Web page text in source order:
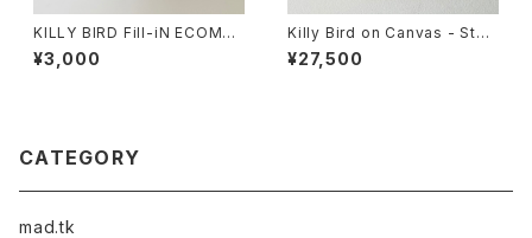
KILLY BIRD Fill-iN ECOMAT
E MUG
¥3,000
Killy Bird on Canvas - Sten
cil & Typography Type B
¥27,500
CATEGORY
mad.tk